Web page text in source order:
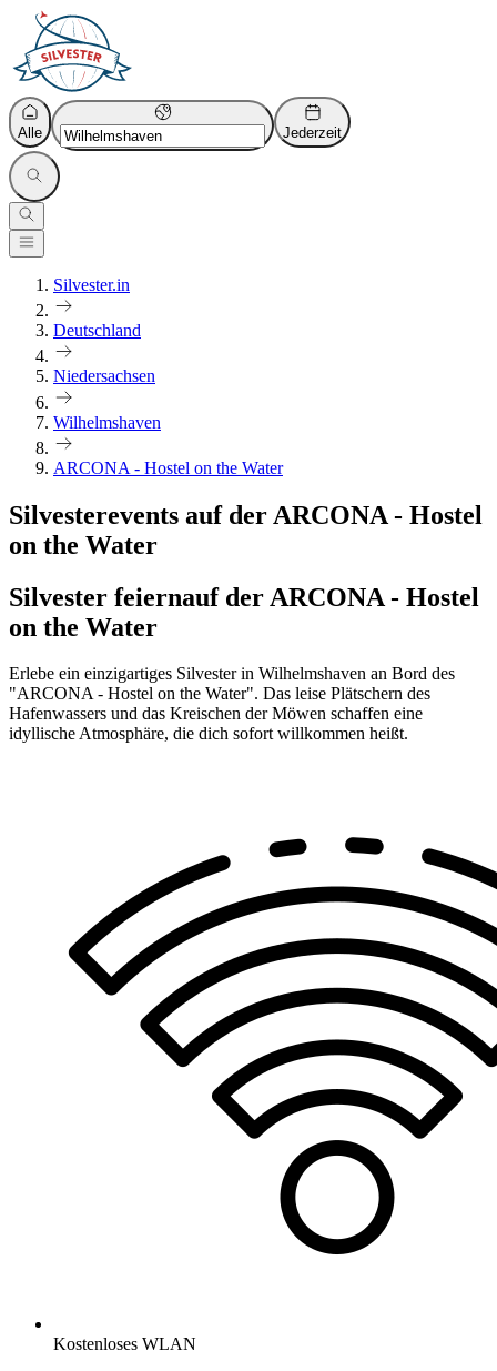
Alle Jederzeit
Silvester.in
Deutschland
Niedersachsen
Wilhelmshaven
ARCONA - Hostel on the Water
Silvesterevents auf der ARCONA - Hostel
on the Water
Silvester feiernauf der ARCONA - Hostel
on the Water
Erlebe ein einzigartiges Silvester in Wilhelmshaven an Bord des
"ARCONA - Hostel on the Water". Das leise Plätschern des
Hafenwassers und das Kreischen der Möwen schaffen eine
idyllische Atmosphäre, die dich sofort willkommen heißt.
Kostenloses WLAN